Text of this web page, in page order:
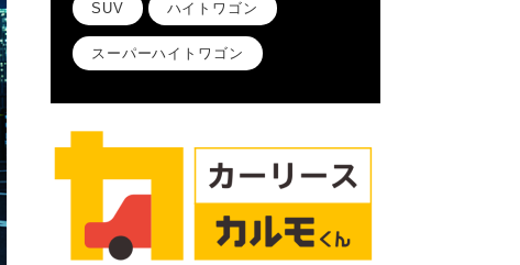
SUV ハイトワゴン
スーパーハイトワゴン